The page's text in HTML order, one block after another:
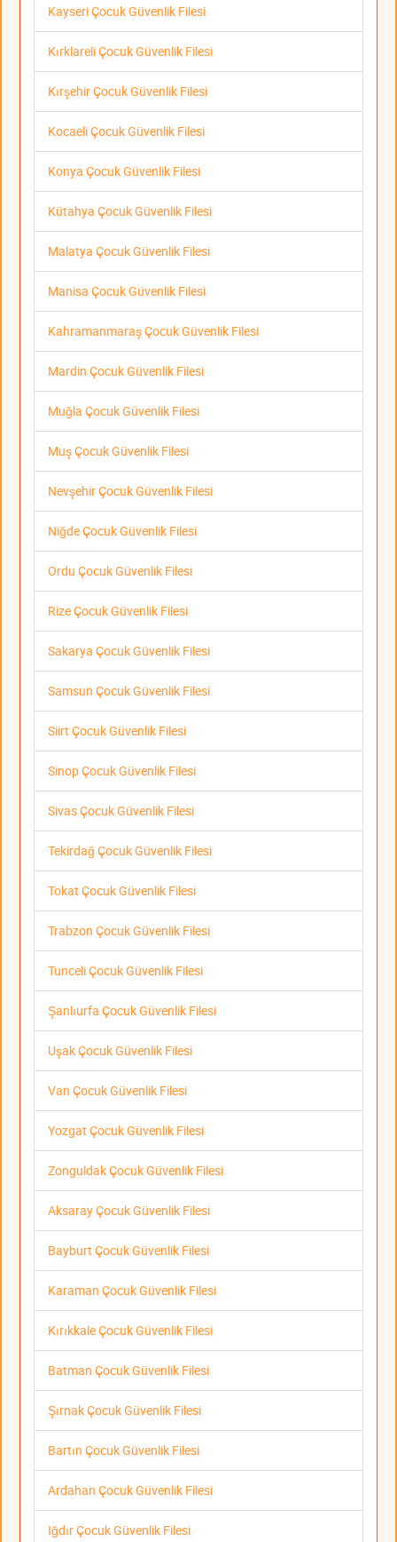
Kayseri Çocuk Güvenlik Filesi
Kırklareli Çocuk Güvenlik Filesi
Kırşehir Çocuk Güvenlik Filesi
Kocaeli Çocuk Güvenlik Filesi
Konya Çocuk Güvenlik Filesi
Kütahya Çocuk Güvenlik Filesi
Malatya Çocuk Güvenlik Filesi
Manisa Çocuk Güvenlik Filesi
Kahramanmaraş Çocuk Güvenlik Filesi
Mardin Çocuk Güvenlik Filesi
Muğla Çocuk Güvenlik Filesi
Muş Çocuk Güvenlik Filesi
Nevşehir Çocuk Güvenlik Filesi
Niğde Çocuk Güvenlik Filesi
Ordu Çocuk Güvenlik Filesi
Rize Çocuk Güvenlik Filesi
Sakarya Çocuk Güvenlik Filesi
Samsun Çocuk Güvenlik Filesi
Siirt Çocuk Güvenlik Filesi
Sinop Çocuk Güvenlik Filesi
Sivas Çocuk Güvenlik Filesi
Tekirdağ Çocuk Güvenlik Filesi
Tokat Çocuk Güvenlik Filesi
Trabzon Çocuk Güvenlik Filesi
Tunceli Çocuk Güvenlik Filesi
Şanlıurfa Çocuk Güvenlik Filesi
Uşak Çocuk Güvenlik Filesi
Van Çocuk Güvenlik Filesi
Yozgat Çocuk Güvenlik Filesi
Zonguldak Çocuk Güvenlik Filesi
Aksaray Çocuk Güvenlik Filesi
Bayburt Çocuk Güvenlik Filesi
Karaman Çocuk Güvenlik Filesi
Kırıkkale Çocuk Güvenlik Filesi
Batman Çocuk Güvenlik Filesi
Şırnak Çocuk Güvenlik Filesi
Bartın Çocuk Güvenlik Filesi
Ardahan Çocuk Güvenlik Filesi
Iğdır Çocuk Güvenlik Filesi